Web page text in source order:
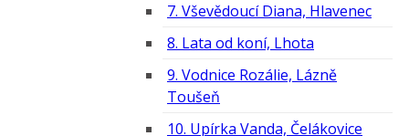
7. Vševědoucí Diana, Hlavenec
8. Lata od koní, Lhota
9. Vodnice Rozálie, Lázně
Toušeň
10. Upírka Vanda, Čelákovice